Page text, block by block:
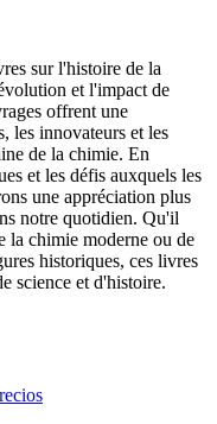
sur l'histoire de la
et l'impact de
offrent une
les innovateurs et les
de la chimie. En
et les défis auxquels les
une appréciation plus
notre quotidien. Qu'il
la chimie moderne ou de
historiques, ces livres
science et d'histoire.